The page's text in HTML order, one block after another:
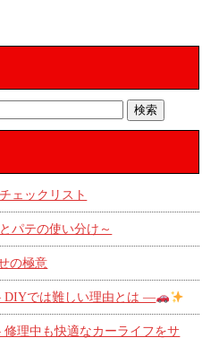
ェックリスト
パテの使い分け～
の極意
では難しい理由とは ―
理中も快適なカーライフをサ